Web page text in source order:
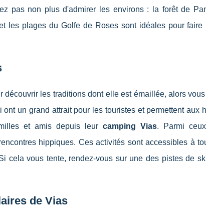
pas non plus d'admirer les environs : la forêt de
les plages du Golfe de Roses sont idéales pour
les traditions dont elle est émaillée, alors
un grand attrait pour les touristes et permettent aux
et amis depuis leur camping Vias. Parmi
hippiques. Ces activités sont accessibles à
cela vous tente, rendez-vous sur une des pistes de
de Vias